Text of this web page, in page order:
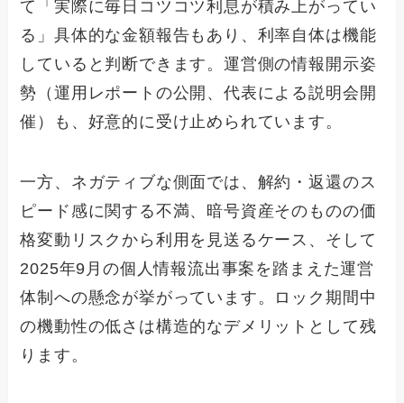
て「実際に毎日コツコツ利息が積み上がってい
る」具体的な金額報告もあり、利率自体は機能
していると判断できます。運営側の情報開示姿
勢（運用レポートの公開、代表による説明会開
催）も、好意的に受け止められています。
一方、ネガティブな側面では、解約・返還のス
ピード感に関する不満、暗号資産そのものの価
格変動リスクから利用を見送るケース、そして
2025年9月の個人情報流出事案を踏まえた運営
体制への懸念が挙がっています。ロック期間中
の機動性の低さは構造的なデメリットとして残
ります。